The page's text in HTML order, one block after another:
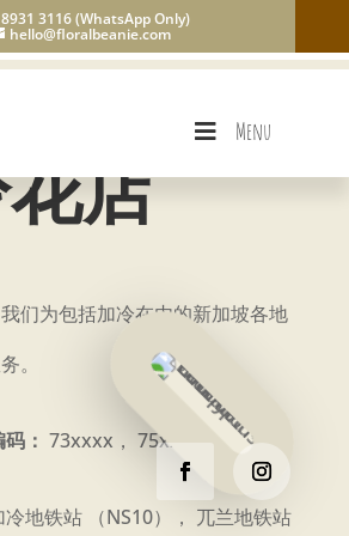
3116 (WhatsApp Only)
hello@floralbeanie.com
Menu
店
们为包括加冷在内的新加坡各地
。
： 73xxxx， 75xxxx
冷地铁站 （NS10）， 兀兰地铁站